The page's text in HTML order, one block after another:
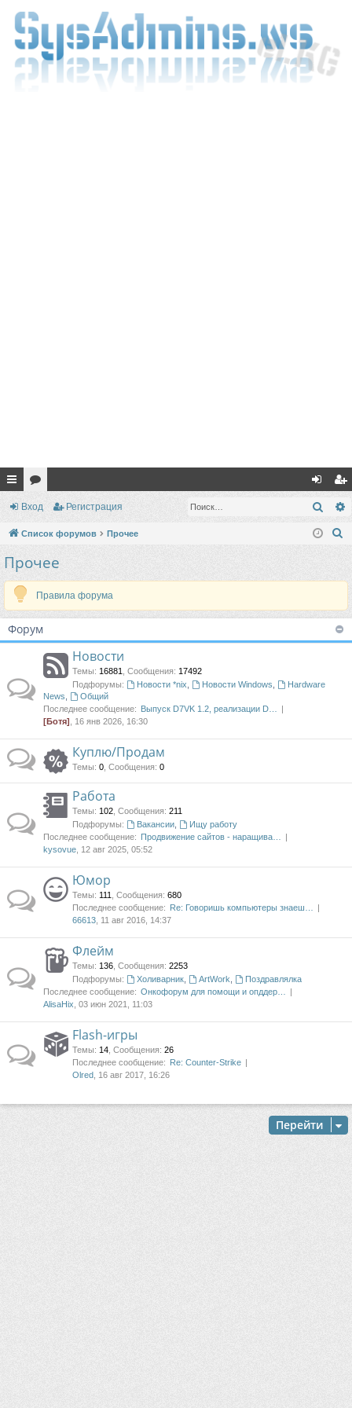
с
ы
ор хо
д
ег
ис
Вход Регистрация
Список форумов Прочее
с
Прочее
Правила форума
Форум
Новости
Темы: 16881 Сообщения: 17492
Подфорумы:
Новости *nix Новости Windows
Hardware
News
Общий
Последнее сообщение: Выпуск D7VK 1.2, реализации D…
[Ботя] , 16 янв 2026, 16:30
Куплю/Продам
Темы: 0 Сообщения: 0
Работа
Темы: 102 Сообщения: 211
Подфорумы:
Вакансии,
Ищу работу
Последнее сообщение: Продвижение сайтов - наращива…
kysovue , 12 авг 2025, 05:52
Юмор
Темы: 111 Сообщения: 680
Последнее сообщение: Re: Говоришь компьютеры знаеш…
66613 , 11 авг 2016, 14:37
Флейм
Темы: 136 Сообщения: 2253
Подфорумы:
Холиварник, ArtWork
Поздравлялка
Последнее сообщение: Онкофорум для помощи и опддер…
AlisaHix , 03 июн 2021, 11:03
Flash-игры
Темы: 14 Сообщения: 26
Последнее сообщение: Re: Counter-Strike
Olred , 16 авг 2017, 16:26
Перейти